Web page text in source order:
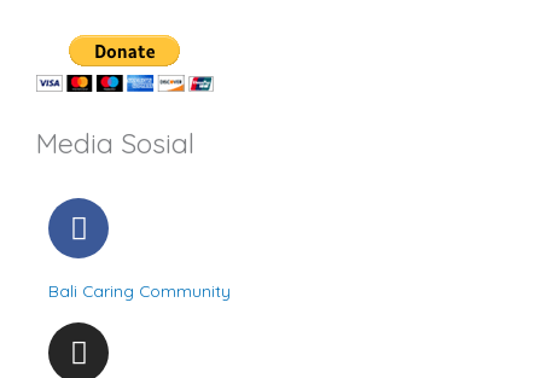
Media Sosial
F
a
e
b
o
Bali Caring Community
I
n